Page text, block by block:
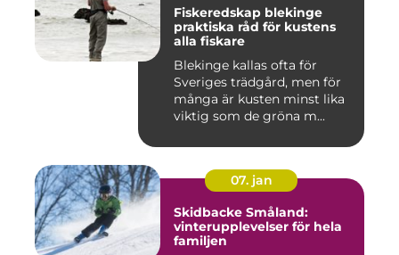
Fiskeredskap blekinge
praktiska råd för kustens
alla fiskare
Blekinge kallas ofta för
Sveriges trädgård, men för
många är kusten minst lika
viktig som de gröna m...
07. jan
Skidbacke Småland:
vinterupplevelser för hela
familjen